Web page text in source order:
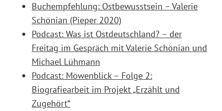
Buchempfehlung: Ostbewusstsein – Valerie
Schönian (Pieper 2020)
Podcast: Was ist Ostdeutschland? – der
Freitag im Gespräch mit Valerie Schönian und
Michael Lühmann
Podcast: Möwenblick – Folge 2:
Biografiearbeit im Projekt „Erzählt und
Zugehört“